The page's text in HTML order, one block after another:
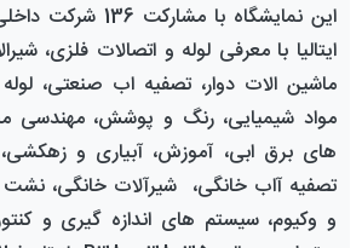
این نمایشگاه با مشارکت 136 شرکت
ایتالیا با معرفی لوله و اتصالات فلزی،
ماشین الات دوار، تصفیه اب صنعتی،
مواد شیمیایی، رنگ و پوشش، مهندسی
های برق ابی، آموزش، آبیاری و
تصفیه آاب خانگی، شیرآلات خانگی، نشت
و وکیوم، سیستم های اندازه گیری و